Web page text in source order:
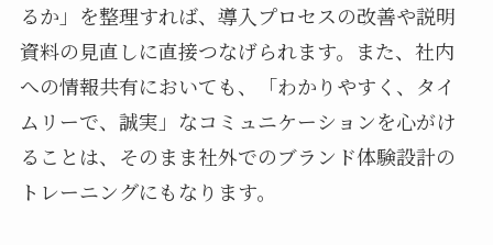
るか」を整理すれば、導入プロセスの改善や説明
資料の見直しに直接つなげられます。また、社内
への情報共有においても、「わかりやすく、タイ
ムリーで、誠実」なコミュニケーションを心がけ
ることは、そのまま社外でのブランド体験設計の
トレーニングにもなります。